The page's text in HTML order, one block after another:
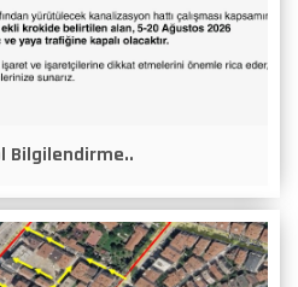
Bilgilendirme..